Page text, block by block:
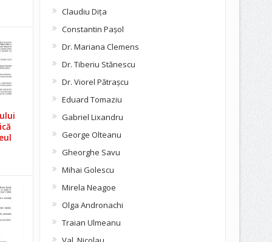
Claudiu Diţa
Constantin Pașol
Dr. Mariana Clemens
Dr. Tiberiu Stănescu
Dr. Viorel Pătraşcu
Eduard Tomaziu
Gabriel Lixandru
George Olteanu
Gheorghe Savu
Mihai Golescu
Mirela Neagoe
Olga Andronachi
Traian Ulmeanu